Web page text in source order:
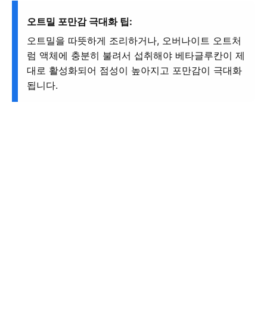
오트밀 포만감 극대화 팁:
오트밀을 따뜻하게 조리하거나, 오버나이트 오트처
럼 액체에 충분히 불려서 섭취해야 베타글루칸이 제
대로 활성화되어 점성이 높아지고 포만감이 극대화
됩니다.